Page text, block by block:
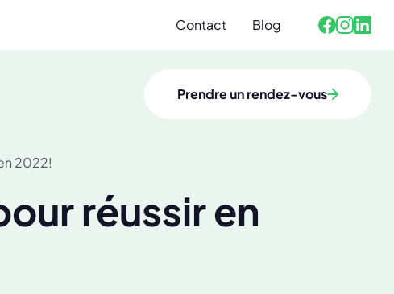
Contact
Blog
Prendre un rendez-vous
2022!
réussir en